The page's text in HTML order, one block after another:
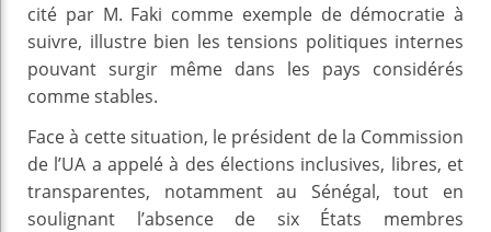
cité par M. Faki comme exemple de démocratie à
suivre, illustre bien les tensions politiques internes
pouvant surgir même dans les pays considérés
comme stables.
Face à cette situation, le président de la Commission
de l’UA a appelé à des élections inclusives, libres, et
transparentes, notamment au Sénégal, tout en
soulignant l’absence de six États membres